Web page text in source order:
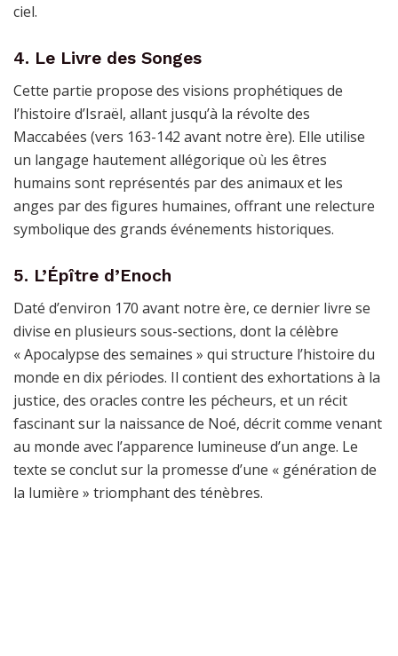
ciel.
4. Le Livre des Songes
Cette partie propose des visions prophétiques de
l’histoire d’Israël, allant jusqu’à la révolte des
Maccabées (vers 163-142 avant notre ère). Elle utilise
un langage hautement allégorique où les êtres
humains sont représentés par des animaux et les
anges par des figures humaines, offrant une relecture
symbolique des grands événements historiques.
5. L’Épître d’Enoch
Daté d’environ 170 avant notre ère, ce dernier livre se
divise en plusieurs sous-sections, dont la célèbre
« Apocalypse des semaines » qui structure l’histoire du
monde en dix périodes. Il contient des exhortations à la
justice, des oracles contre les pécheurs, et un récit
fascinant sur la naissance de Noé, décrit comme venant
au monde avec l’apparence lumineuse d’un ange. Le
texte se conclut sur la promesse d’une « génération de
la lumière » triomphant des ténèbres.